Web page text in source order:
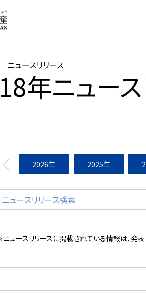
リリース
ニュースリリース
年ニュース
2026年 2025年
ュースリリースに掲載されている情報は、発